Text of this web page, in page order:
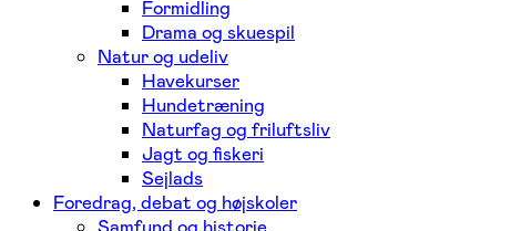
Formidling
Drama og skuespil
Natur og udeliv
Havekurser
Hundetræning
Naturfag og friluftsliv
Jagt og fiskeri
Sejlads
Foredrag, debat og højskoler